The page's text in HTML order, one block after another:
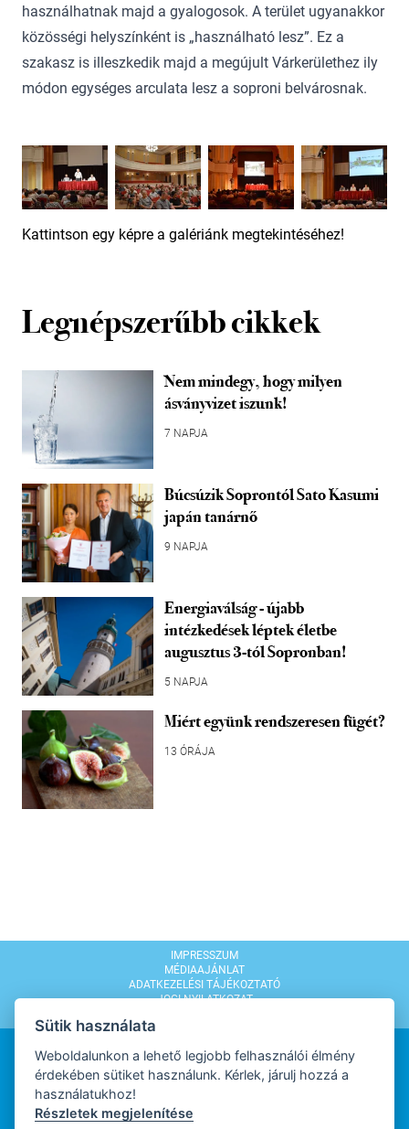
használhatnak majd a gyalogosok. A terület ugyanakkor
közösségi helyszínként is „használható lesz”. Ez a
szakasz is illeszkedik majd a megújult Várkerülethez ily
módon egységes arculata lesz a soproni belvárosnak.
Kattintson egy képre a galériánk megtekintéséhez!
Legnépszerűbb cikkek
Nem mindegy, hogy milyen
ásványvizet iszunk!
7 NAPJA
Búcsúzik Soprontól Sato Kasumi
japán tanárnő
9 NAPJA
Energiaválság - újabb
intézkedések léptek életbe
augusztus 3-tól Sopronban!
5 NAPJA
Miért együnk rendszeresen fügét?
13 ÓRÁJA
IMPRESSZUM
MÉDIAAJÁNLAT
ADATKEZELÉSI TÁJÉKOZTATÓ
JOGI NYILATKOZAT
WEBDESIGN
Sütik használata
Weboldalunkon a lehető legjobb felhasználói élmény
érdekében sütiket használunk. Kérlek, járulj hozzá a
használatukhoz!
Részletek megjelenítése